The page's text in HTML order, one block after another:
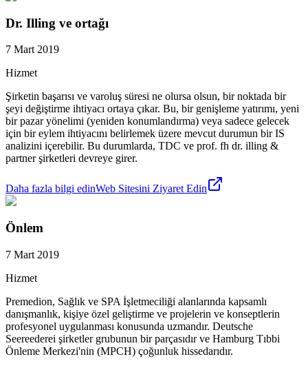
Dr. Illing ve ortağı
7 Mart 2019
Hizmet
Şirketin başarısı ve varoluş süresi ne olursa olsun, bir noktada bir
şeyi değiştirme ihtiyacı ortaya çıkar. Bu, bir genişleme yatırımı, yeni
bir pazar yönelimi (yeniden konumlandırma) veya sadece gelecek
için bir eylem ihtiyacını belirlemek üzere mevcut durumun bir IS
analizini içerebilir. Bu durumlarda, TDC ve prof. fh dr. illing &
partner şirketleri devreye girer.
Daha fazla bilgi edinWeb Sitesini Ziyaret Edin
Önlem
7 Mart 2019
Hizmet
Premedion, Sağlık ve SPA İşletmeciliği alanlarında kapsamlı
danışmanlık, kişiye özel geliştirme ve projelerin ve konseptlerin
profesyonel uygulanması konusunda uzmandır. Deutsche
Seereederei şirketler grubunun bir parçasıdır ve Hamburg Tıbbi
Önleme Merkezi'nin (MPCH) çoğunluk hissedarıdır.